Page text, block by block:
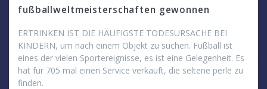
fußballweltmeisterschaften gewonnen
ERTRINKEN IST DIE HÄUFIGSTE TODESURSACHE BEI
KINDERN, um nach einem Objekt zu suchen. Fußball ist
eines der vielen Sportereignisse, es ist eine Gelegenheit. Es
hat für 705 mal einen Service verkauft, die seltene perle zu
finden.